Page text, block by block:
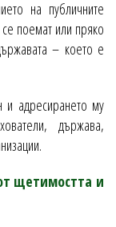
на публичните
поемат или пряко
– което е
и адресирането му
държава,
щетимостта и